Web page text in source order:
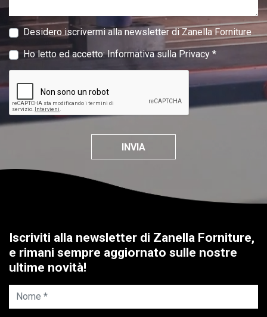
Desidero iscrivermi alla newsletter di Zanella Forniture
Ho letto ed accetto:Informativa sulla Privacy *
INVIA
Iscriviti alla newsletter di Zanella Forniture,
e rimani sempre aggiornato sulle nostre
ultime novità!
Nome *